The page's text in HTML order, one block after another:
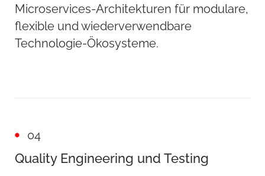
Microservices-Architekturen für modulare,
flexible und wiederverwendbare
Technologie-Ökosysteme.
04
Quality Engineering und Testing